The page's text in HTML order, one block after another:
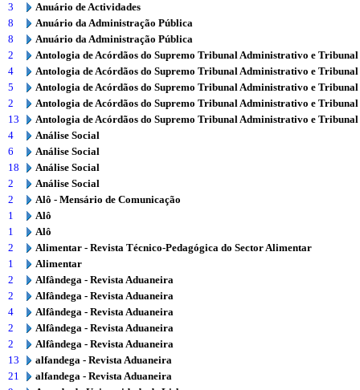
3
Anuário de Actividades
8
Anuário da Administração Pública
8
Anuário da Administração Pública
2
Antologia de Acórdãos do Supremo Tribunal Administrativo e
4
Antologia de Acórdãos do Supremo Tribunal Administrativo e
5
Antologia de Acórdãos do Supremo Tribunal Administrativo e
2
Antologia de Acórdãos do Supremo Tribunal Administrativo e
13
Antologia de Acórdãos do Supremo Tribunal Administrativo e
4
Análise Social
6
Análise Social
18
Análise Social
2
Análise Social
2
Alô - Mensário de Comunicação
1
Alô
1
Alô
2
Alimentar - Revista Técnico-Pedagógica do Sector Alimentar
1
Alimentar
2
Alfândega - Revista Aduaneira
2
Alfândega - Revista Aduaneira
4
Alfândega - Revista Aduaneira
2
Alfândega - Revista Aduaneira
2
Alfândega - Revista Aduaneira
13
alfandega - Revista Aduaneira
21
alfandega - Revista Aduaneira